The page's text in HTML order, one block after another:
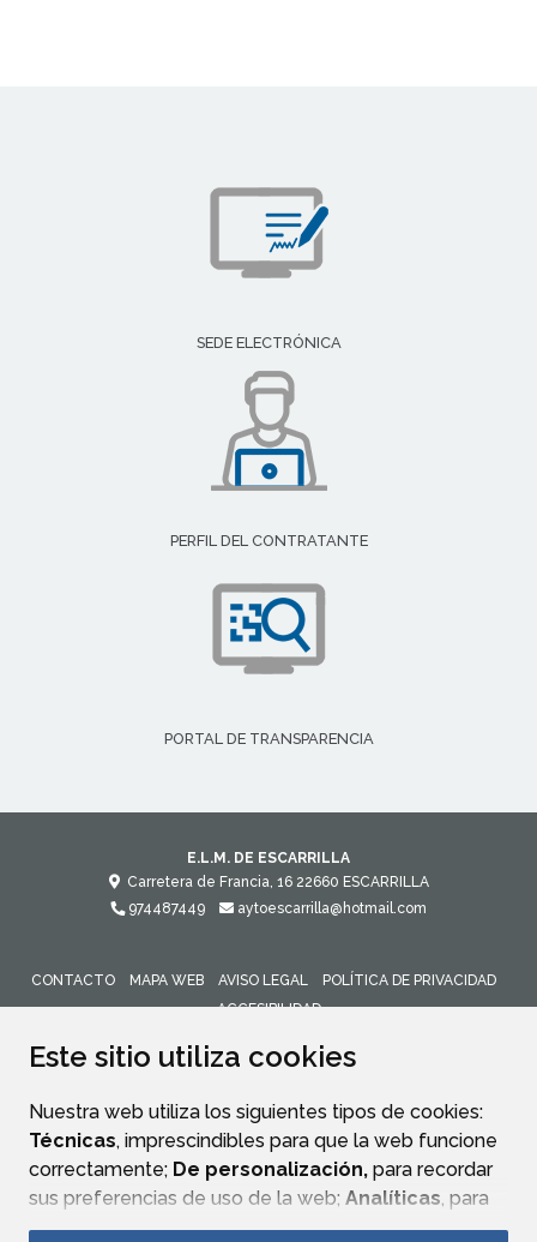
Este sitio utiliza cookies
Nuestra web utiliza los siguientes tipos de cookies:
Técnicas, imprescindibles para que la web funcione
correctamente; De personalización, para recordar
sus preferencias de uso de la web; Analíticas, para
mejorar el funcionamiento de la web y sus servicios.
SEDE ELECTRÓNICA
PERFIL DEL CONTRATANTE
PORTAL DE TRANSPARENCIA
E.L.M. DE ESCARRILLA
Carretera de Francia, 16 22660 ESCARRILLA
974487449
aytoescarrilla@hotmail.com
CONTACTO MAPA WEB AVISO LEGAL
POLÍTICA DE PRIVACIDAD
ACCESIBILIDAD